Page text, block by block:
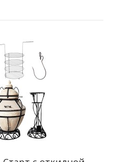
PRO
р.
в 1 клик